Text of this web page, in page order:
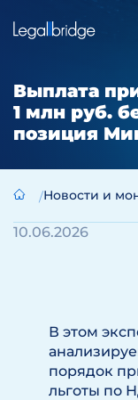
Выплата
1 млн руб.
позиция
Новости и
10.06.2026
В этом
порядок
льготы по